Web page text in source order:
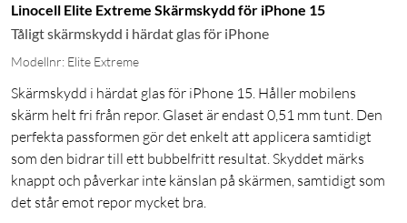
Linocell Elite Extreme Skärmskydd för iPhone 15
Tåligt skärmskydd i härdat glas för iPhone
Modellnr: Elite Extreme
Skärmskydd i härdat glas för iPhone 15. Håller mobilens
skärm helt fri från repor. Glaset är endast 0,51 mm tunt. Den
perfekta passformen gör det enkelt att applicera samtidigt
som den bidrar till ett bubbelfritt resultat. Skyddet märks
knappt och påverkar inte känslan på skärmen, samtidigt som
det står emot repor mycket bra.